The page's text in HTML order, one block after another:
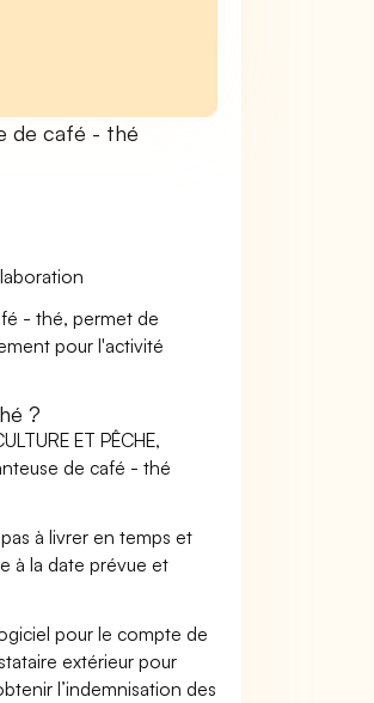
de café - thé
- thé, permet de
pour l'activité
?
ET PÊCHE,
de café - thé
à livrer en temps et
à la date prévue et
pour le compte de
extérieur pour
l’indemnisation des